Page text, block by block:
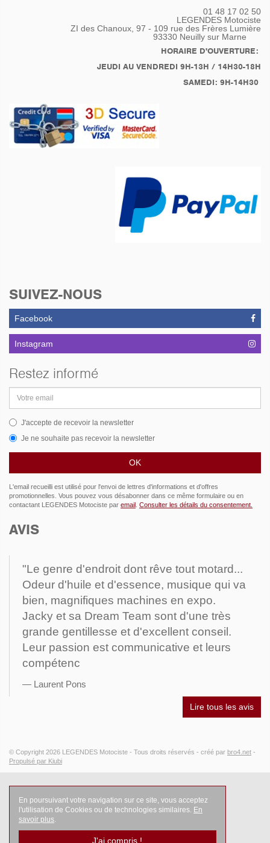
01 48 17 02 50
LEGENDES Motociste
ZI des Chanoux, 97 - 109 rue des Frères Lumière
93330 Neuilly sur Marne
HORAIRE D'OUVERTURE:
JEUDI AU VENDREDI 9H-13H / 14H30-18H
SAMEDI: 9H-14H30
SUIVEZ-NOUS
Facebook
Instagram
Restez informé
email
J'accepte de recevoir la newsletter
Je ne souhaite pas recevoir la newsletter
L'email recueilli est utilisé pour l'envoi de lettres d'informations et d'offres
promotionnelles. Vous pouvez vous désabonner dans ce même formulaire ou en
contactant LEGENDES Motociste par email Consulter les détails du consentement.
AVIS
"Le genre d'endroit dont rêve tout motard...
Odeur d'huile et d'essence, musique qui va
bien, magnifiques machines en expo.
Jacky et sa Dream Team sont d'une très
grande gentillesse et d'excellent conseil.
Leur passion est communicative et leurs
compétenc
Laurent Pons
Lire tous les avis
© Copyright 2026 LEGENDES Motociste - Tous droits réservés - créé par bro4.net -
Propulsé par Kiubi
En poursuivant votre navigation sur ce site, vous acceptez
l'utilisation de Cookies ou de technologies similaires. En
savoir plus
J'ai compris !